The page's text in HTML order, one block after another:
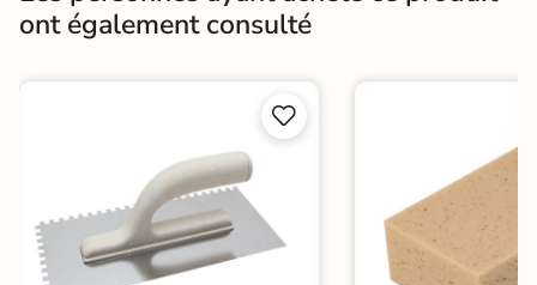
Fabricants Prb
ont également consulté

